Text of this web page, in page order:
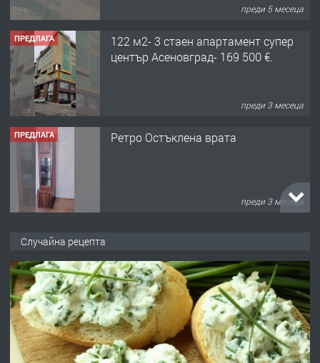
преди 3 месеца
ПРЕДЛАГА Ретро Остъклена врата
преди 3 месеца
ПРЕДЛАГА
🌟HYUNDAI i10 - 2024 | Само 55 лв./
преди 10 месеца
преди 1 година
ПРЕДЛАГА
Професионална зеленчукорезачка
за заведения и дома
Случайна рецепта